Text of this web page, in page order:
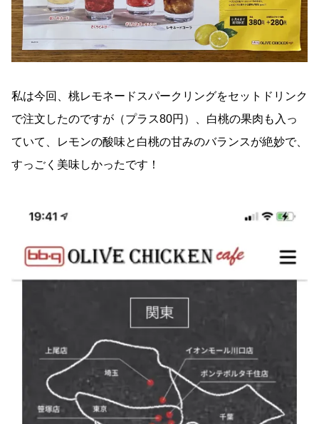
私は今回、桃レモネードスパークリングをセットドリンク
で注文したのですが（プラス80円）、白桃の果肉も入っ
ていて、レモンの酸味と白桃の甘みのバランスが絶妙で、
すっごく美味しかったです！